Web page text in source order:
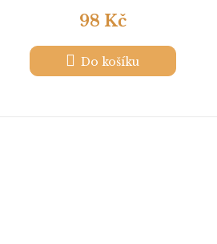
98 Kč
Do košíku